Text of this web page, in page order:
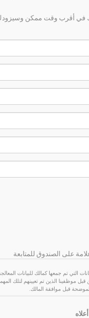
بك في أقرب وقت ممكن
على الصندوق للمتابعة
التي تم جمعها كمالك للبيانات
موظفينا الذين تم تعيينهم لتلك
قبل موافقة المالك.